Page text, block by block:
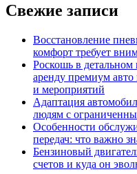
Свежие записи
Восстановление
комфорт требует
Роскошь в
аренду премиум авто
и мероприятий
Адаптация
людям с
Особенности
передач: что важно
Бензиновый
счетов и куда он